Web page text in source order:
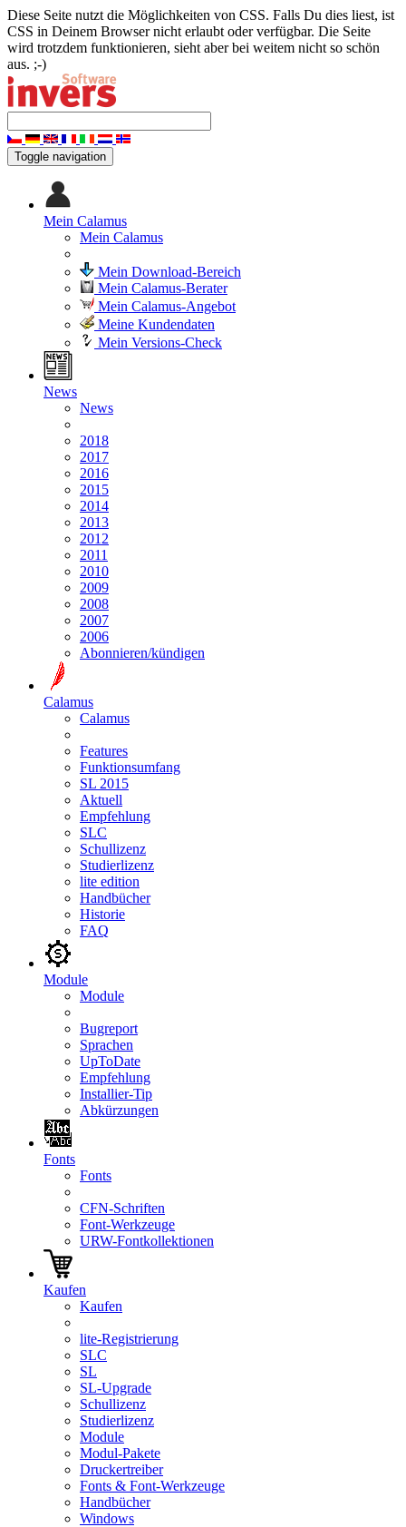
Diese Seite nutzt die Möglichkeiten von CSS. Falls Du dies liest, ist
CSS in Deinem Browser nicht erlaubt oder verfügbar. Die Seite
wird trotzdem funktionieren, sieht aber bei weitem nicht so schön
aus. ;-)
Toggle navigation
Mein Calamus
Mein Calamus
Mein Download-Bereich
Mein Calamus-Berater
Mein Calamus-Angebot
Meine Kundendaten
Mein Versions-Check
News
News
2018
2017
2016
2015
2014
2013
2012
2011
2010
2009
2008
2007
2006
Abonnieren/kündigen
Calamus
Calamus
Features
Funktionsumfang
SL 2015
Aktuell
Empfehlung
SLC
Schullizenz
Studierlizenz
lite edition
Handbücher
Historie
FAQ
Module
Module
Bugreport
Sprachen
UpToDate
Empfehlung
Installier-Tip
Abkürzungen
Fonts
Fonts
CFN-Schriften
Font-Werkzeuge
URW-Fontkollektionen
Kaufen
Kaufen
lite-Registrierung
SLC
SL
SL-Upgrade
Schullizenz
Studierlizenz
Module
Modul-Pakete
Druckertreiber
Fonts & Font-Werkzeuge
Handbücher
Windows